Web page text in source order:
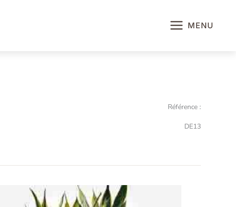
MENU
Référence :
DE13